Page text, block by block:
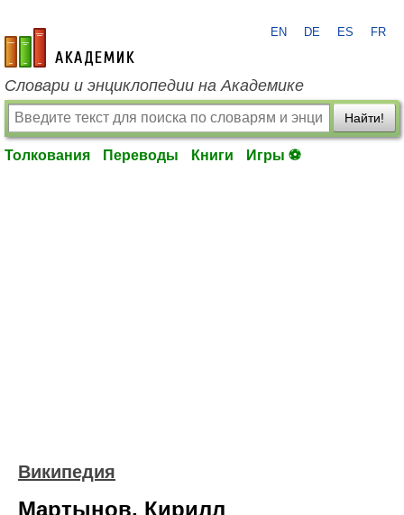
academic.ru
EN DE ES FR
Словари и энциклопедии на Академике
Найти!
Толкования Переводы Книги Игры ⚽
Википедия
Мартынов, Кирилл